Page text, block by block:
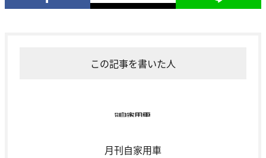
この記事を書いた人
月刊自家用車